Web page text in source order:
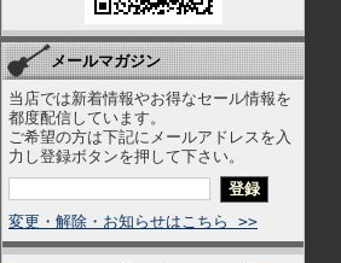
メールマガジン
当店では新着情報やお得なセール情報を
都度配信しています。
ご希望の方は下記にメールアドレスを入
力し登録ボタンを押して下さい。
変更・解除・お知らせはこちら >>